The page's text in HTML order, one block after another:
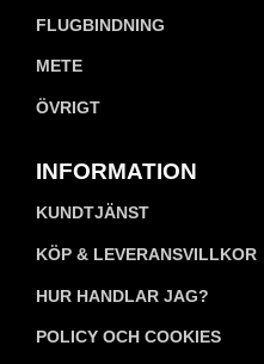
FLUGBINDNING
METE
ÖVRIGT
INFORMATION
KUNDTJÄNST
KÖP & LEVERANSVILLKOR
HUR HANDLAR JAG?
POLICY OCH COOKIES